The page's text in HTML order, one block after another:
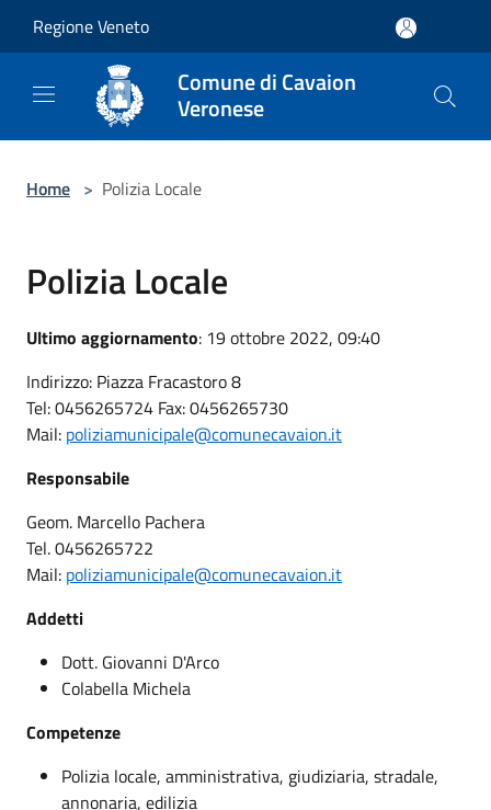
Regione Veneto
Comune di Cavaion
Veronese
Home > Polizia Locale
Polizia Locale
Ultimo aggiornamento: 19 ottobre 2022, 09:40
Indirizzo: Piazza Fracastoro 8
Tel: 0456265724 Fax: 0456265730
Mail: poliziamunicipale@comunecavaion.it
Responsabile
Geom. Marcello Pachera
Tel. 0456265722
Mail: poliziamunicipale@comunecavaion.it
Addetti
Dott. Giovanni D'Arco
Colabella Michela
Competenze
Polizia locale, amministrativa, giudiziaria, stradale,
annonaria, edilizia